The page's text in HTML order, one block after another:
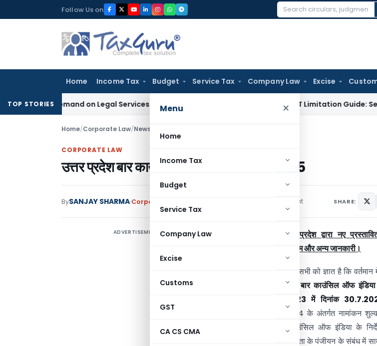
to
Follow Us on
Search
Home Income Tax Budget Service Tax Company Law Excise
Menu ×
Home
Income Tax
Budget
Service Tax
Company Law
Excise
Customs
GST
CA CS CMA
TOP STORIES
Demand on Legal Services Under RCM Goods and Services Tax GST Limitation Guide: Section
Home/Corporate Law/News
CORPORATE LAW
उत्तर प्रदेश बार काउंसिल साक्षात्कार प्रक्रिया 2025
BySANJAY SHARMA Corporate Law 1 comment SHARE:
ADVERTISEMENT
बार काउंसिल ऑफ उत्तर प्रदेश द्वारा नए
साक्षात्कार/इंटरव्यू की प्रोग्राम और अन्य जानकारी।
आदरणीय बंधु, जैसा कि आप सभी को ज्ञात है कि
इंडिया ने गौरव कुमार बनाम बार काउंसिल ऑफ
पिटीशन संख्या 352/2023 में दिनांक
अधिनियम 1961 की धारा 24 के अंतर्गत नामांकन
आदेश के संदर्भ में बार काउंसिल ऑफ इंडिया के
काउंसिल के द्वारा नए अधिवक्ता के पंजीयन के संबंध में